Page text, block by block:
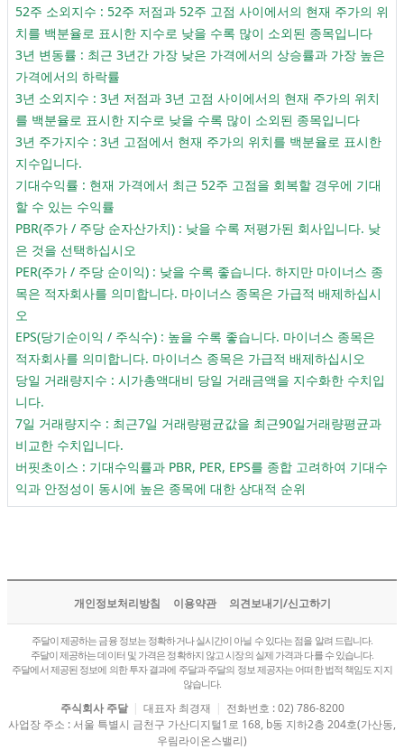
52주 소외지수 : 52주 저점과 52주 고점 사이에서의 현재 주가의 위
치를 백분율로 표시한 지수로 낮을 수록 많이 소외된 종목입니다
3년 변동률 : 최근 3년간 가장 낮은 가격에서의 상승률과 가장 높은
가격에서의 하락률
3년 소외지수 : 3년 저점과 3년 고점 사이에서의 현재 주가의 위치
를 백분율로 표시한 지수로 낮을 수록 많이 소외된 종목입니다
3년 주가지수 : 3년 고점에서 현재 주가의 위치를 백분율로 표시한
지수입니다.
기대수익률 : 현재 가격에서 최근 52주 고점을 회복할 경우에 기대
할 수 있는 수익률
PBR(주가 / 주당 순자산가치) : 낮을 수록 저평가된 회사입니다. 낮
은 것을 선택하십시오
PER(주가 / 주당 순이익) : 낮을 수록 좋습니다. 하지만 마이너스 종
목은 적자회사를 의미합니다. 마이너스 종목은 가급적 배제하십시
오
EPS(당기순이익 / 주식수) : 높을 수록 좋습니다. 마이너스 종목은
적자회사를 의미합니다. 마이너스 종목은 가급적 배제하십시오
당일 거래량지수 : 시가총액대비 당일 거래금액을 지수화한 수치입
니다.
7일 거래량지수 : 최근7일 거래량평균값을 최근90일거래량평균과
비교한 수치입니다.
버핏초이스 : 기대수익률과 PBR, PER, EPS를 종합 고려하여 기대수
익과 안정성이 동시에 높은 종목에 대한 상대적 순위
개인정보처리방침 이용약관 의견보내기/신고하기
주달이 제공하는 금융 정보는 정확하거나 실시간이 아닐 수 있다는 점을 알려 드립니다.
주달이 제공하는 데이터 및 가격은 정확하지 않고 시장의 실제 가격과 다를 수 있습니다.
주달에서 제공된 정보에 의한 투자 결과에 주달과 주달의 정보 제공자는 어떠한 법적 책임도 지지
않습니다.
주식회사 주달 | 대표자 최경재 | 전화번호 : 02) 786-8200
사업장 주소 : 서울 특별시 금천구 가산디지털1로 168, b동 지하2층 204호(가산동,
우림라이온스밸리)